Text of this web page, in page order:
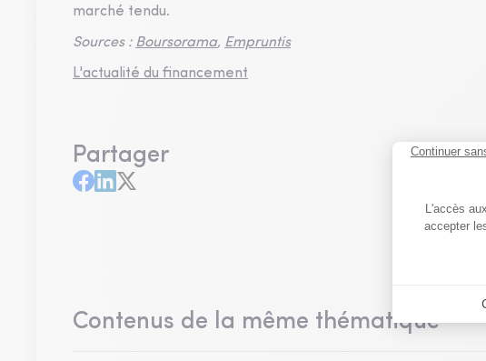
marché tendu.
Sources : Boursorama, Empruntis
L'actualité du financement
Partager
Contenus de la même thématique